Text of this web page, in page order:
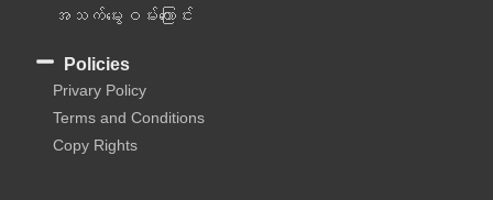
အသက်မွေးဝမ်းကြောင်း
Policies
Privary Policy
Terms and Conditions
Copy Rights